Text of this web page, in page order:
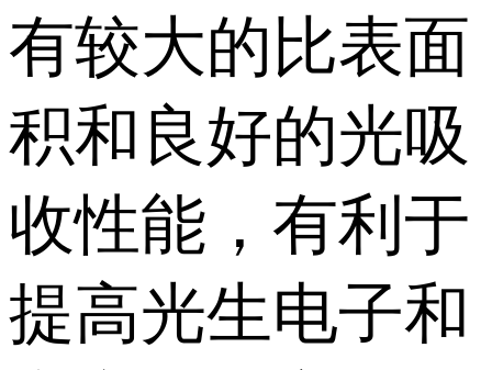
有较大的比表面
积和良好的光吸
收性能，有利于
提高光生电子和